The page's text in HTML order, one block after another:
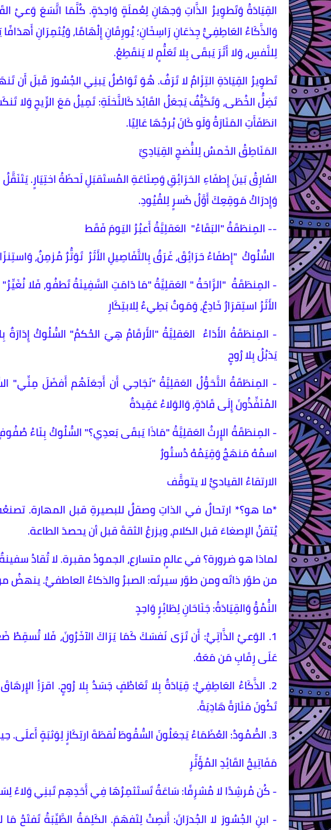
القِيَادَةُ وَتَطوِيرُ الذَّاتِ وَجهَانِ لِعُملَةٍ وَاحِدَةٍ. كُلَّمَا اتَّسَعَ وَعيُ
وَالذَّكَاءُ العَاطِفِيُّ جِذعَانِ رَاسِخَانِ؛ يُورِقَانِ إِلْهَامًا، وَيُثمِرَانِ
لِلنَّفسِ، وَلا أَثَرَ يَبقَى بِلا تَعَلُّمٍ لا يَنقَطِعُ.
تَطوِيرُ القِيَادَةِ التِزَامٌ لا تَرَفٌ. هُوَ تَوَاصُلٌ يَبنِي الجُسُورَ قَبلَ أَن
تَضِلُّ الخُطَى، وَتَكَيُّفٌ يَجعَلُ القَائِدَ كَالنَّخلَةِ: تَمِيلُ مَعَ الرِّيحِ وَلا
انطَفَأَتِ المَنَارَةُ وَلَو كَانَ بُرجُهَا عَالِيًا.
المَنَاطِقُ الخَمسُ لِلنُّضجِ القِيَادِيِّ
الفَارِقُ بَينَ إِطفَاءِ الحَرَائِقِ وَصِنَاعَةِ المُستَقبَلِ لَحظَةُ اختِيَارٍ.
وَإِدرَاكُ مَوقِعِكَ أَوَّلُ كَسرٍ لِلقُيُودِ.
-- المِنطَقَةُ "البَقَاءُ" العَقلِيَّةُ أَعبُرُ اليَومَ فَقَط
السُّلُوكُ "إِطفَاءُ حَرَائِقَ، غَرَقٌ بِالتَّفَاصِيلِ الأَثَرُ تَوَتُّرٌ مُزمِنٌ،
- المِنطَقَةُ "الرَّاحَةُ " العَقلِيَّةُ "مَا دَامَتِ السَّفِينَةُ تَطفُو، فَلا
الأَثَرُ استِقرَارٌ خَادِعٌ، وَمَوتٌ بَطِيءٌ لِلابتِكَارِ
- المِنطَقَةُ الأَدَاءُ العَقلِيَّةُ "الأَرقَامُ هِيَ الحُكمُ" السُّلُوكُ إِدَارَةٌ
يَذبُلُ بِلا رُوحٍ
- المِنطَقَةُ التَّحَوُّلُ العَقلِيَّةُ "نَجَاحِي أَن أَجعَلَهُم أَفضَلَ مِنِّي"
المُنَفِّذُونَ إِلَى قَادَةٍ، وَالوَلاءُ عَقِيدَةٌ
- المِنطَقَةُ الإِرثُ العَقلِيَّةُ "مَاذَا يَبقَى بَعدِي؟" السُّلُوكُ بِنَاءُ صُفُوفٍ
اسمُهُ مَنهَجٌ وَقِيَمُهُ دُستُورٌ
الارتقاءُ القياديُّ لا يتوقَّف
*ما هو؟* ارتحالٌ في الذاتِ وصقلٌ للبصيرةِ قبل المهارة.
يُتقنُ الإصغاءَ قبل الكلام، ويزرعُ الثقةَ قبل أن يحصدَ الطاعة.
لماذا هو ضرورة؟ في عالمٍ متسارع، الجمودُ مقبرة. لا تُقادُ
من طوّر ذاتَه ومن طوّر سيرتَه: الصبرُ والذكاءُ العاطفيُّ. ينهضُ
النُّمُوُّ وَالقِيَادَةُ: جَنَاحَانِ لِطَائِرٍ وَاحِدٍ
1. الوَعيُ الذَّاتِيُّ: أَن تَرَى نَفسَكَ كَمَا يَرَاكَ الآخَرُونَ، فَلا
عَلَى رِقَابِ مَن مَعَهُ.
2. الذَّكَاءُ العَاطِفِيُّ: قِيَادَةٌ بِلا تَعَاطُفٍ جَسَدٌ بِلا رُوحٍ. اقرَأِ
تَكُونَ مَنَارَةً هَادِيَةً.
3. الصُّمُودُ: العُظَمَاءُ يَجعَلُونَ السُّقُوطَ نُقطَةَ ارتِكَازٍ لِوَثبَةٍ أَعلَى. حِينَ تَنهَضُ أَوَّلًا، يَستَحي الفَرِيقُ مِنَ اليَأسِ.
مَفَاتِيحُ القَائِدِ المُؤَثِّرِ
- كُن مُرشِدًا لا مُشرِفًا: سَاعَةٌ تَستَثمِرُهَا فِي أَحَدِهِم تَبنِي وَلاءً
- ابنِ الجُسُورَ لا الجُدرَانَ: أَنصِتْ لِتَفهَمَ. الكَلِمَةُ الطَّيِّبَةُ تَفتَحُ مَا